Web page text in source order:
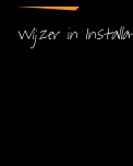
Wijzer in